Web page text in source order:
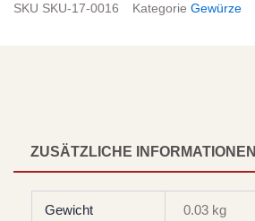
SKU SKU-17-0016 Kategorie Gewürze
ZUSÄTZLICHE INFORMATIONEN
Gewicht 0.03 kg